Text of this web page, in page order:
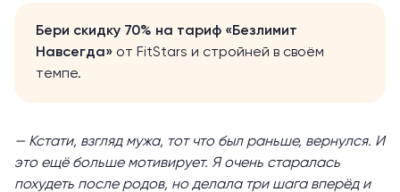
Бери скидку 70% на тариф «Безлимит
Навсегда» от FitStars и стройней в своём
темпе.
— Кстати, взгляд мужа, тот что был раньше, вернулся. И
это ещё больше мотивирует. Я очень старалась
похудеть после родов, но делала три шага вперёд и